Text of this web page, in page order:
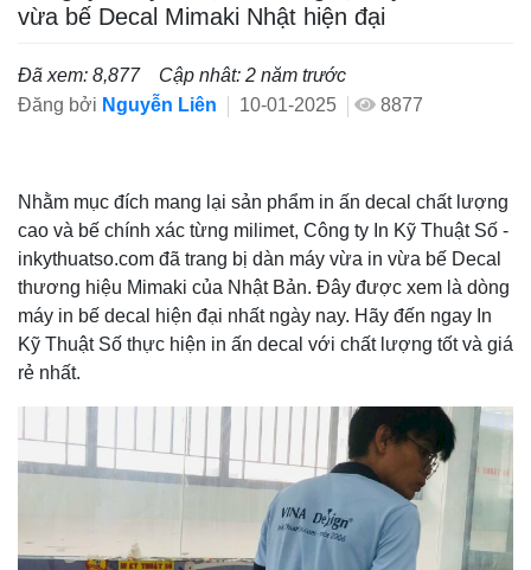
vừa bế Decal Mimaki Nhật hiện đại
Đã xem: 8,877
Cập nhât: 2 năm trước
Đăng bởi Nguyễn Liên 10-01-2025 8877
Nhằm mục đích mang lại sản phẩm in ấn decal chất lượng
cao và bế chính xác từng milimet, Công ty In Kỹ Thuật Số -
inkythuatso.com đã trang bị dàn máy vừa in vừa bế Decal
thương hiệu Mimaki của Nhật Bản. Đây được xem là dòng
máy in bế decal hiện đại nhất ngày nay. Hãy đến ngay In
Kỹ Thuật Số thực hiện in ấn decal với chất lượng tốt và giá
rẻ nhất.